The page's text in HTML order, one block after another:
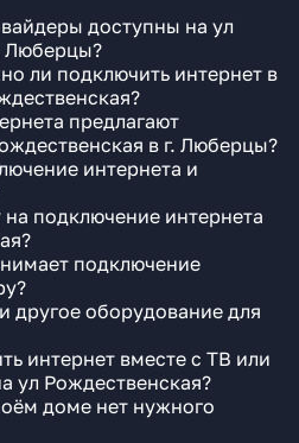
доступны на ул
Люберцы?
ли подключить интернет в
предлагают
в г. Люберцы?
интернета и
на подключение интернета
подключение
другое оборудование для
интернет вместе с ТВ или
ул Рождественская?
доме нет нужного